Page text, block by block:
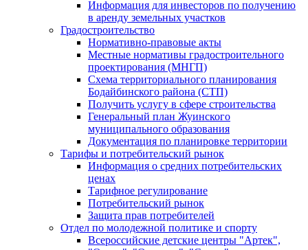
Информация для инвесторов по получению
в аренду земельных участков
Градостроительство
Нормативно-правовые акты
Местные нормативы градостроительного
проектирования (МНГП)
Схема территориального планирования
Бодайбинского района (СТП)
Получить услугу в сфере строительства
Генеральный план Жуинского
муниципального образования
Документация по планировке территории
Тарифы и потребительский рынок
Информация о средних потребительских
ценах
Тарифное регулирование
Потребительский рынок
Защита прав потребителей
Отдел по молодежной политике и спорту
Всероссийские детские центры "Артек",